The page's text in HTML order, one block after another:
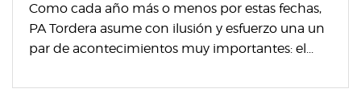
Como cada año más o menos por estas fechas,
PA Tordera asume con ilusión y esfuerzo una un
par de acontecimientos muy importantes: el...